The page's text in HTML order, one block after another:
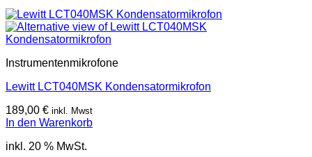
Instrumentenmikrofone
Lewitt LCT040MSK Kondensatormikrofon
189,00 € inkl. Mwst
In den Warenkorb
inkl. 20 % MwSt.